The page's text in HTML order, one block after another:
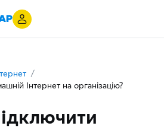
Інтернет на організацію?